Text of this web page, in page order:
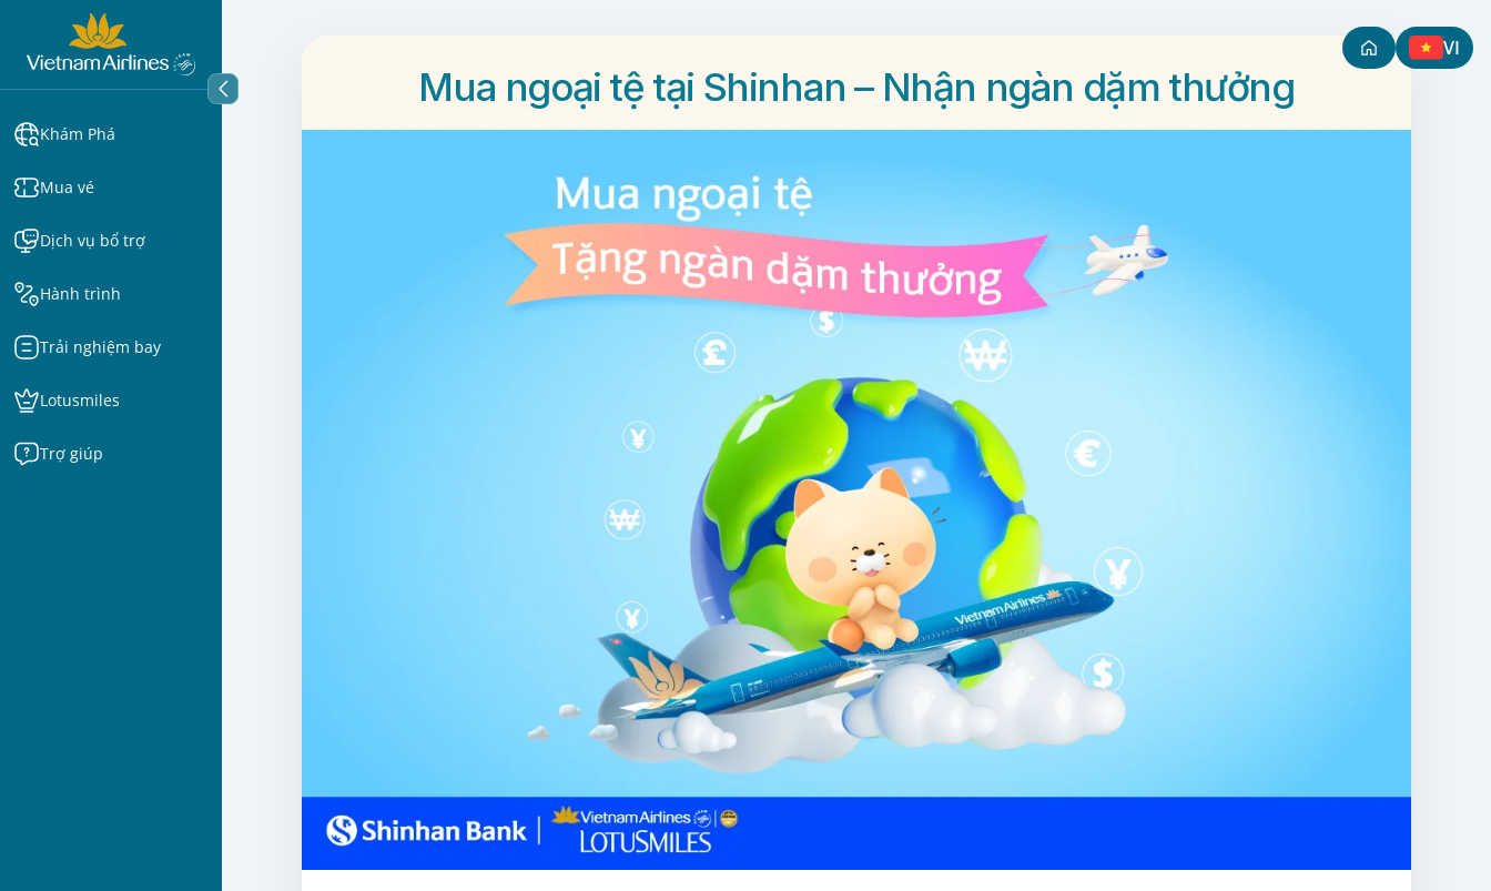
Khám Phá
Mua vé
Dịch vụ bổ trợ
Hành trình
Trải nghiệm bay
Lotusmiles
Trợ giúp
VI
Mua ngoại tệ tại Shinhan – Nhận ngàn dặm thưởng